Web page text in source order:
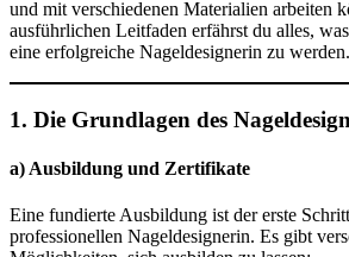
und mit verschiedenen Materialien arbeiten
ausführlichen Leitfaden erfährst du alles,
eine erfolgreiche Nageldesignerin zu werden.
1. Die Grundlagen des
a) Ausbildung und Zertifikate
Eine fundierte Ausbildung ist der erste
professionellen Nageldesignerin. Es gibt